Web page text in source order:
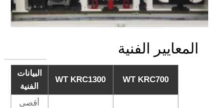
المعايير الفنية
البيانات
الفنية
WT KRC1300 WT KRC700
أقصى